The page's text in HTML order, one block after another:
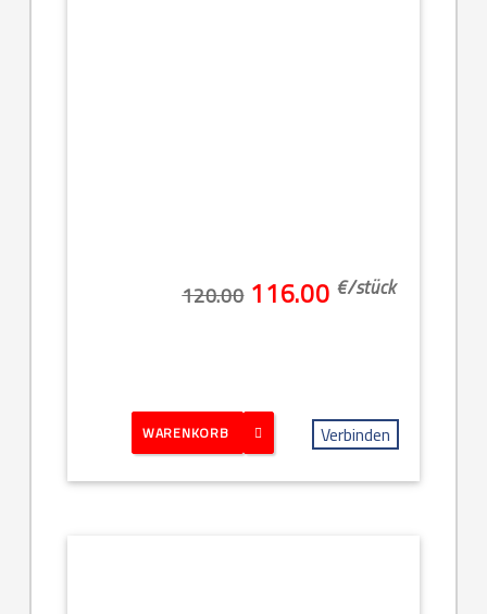
120.00 116.00 €/stück
WARENKORB Verbinden